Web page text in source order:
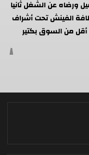
ورضاه عن الشغل ثانيا
الفينش تحت أشراف
أقل من السوق بكتير